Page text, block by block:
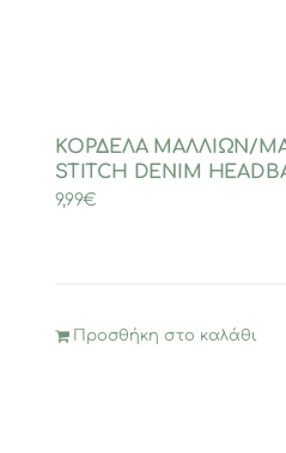
ΚΟΡΔΕΛΑ ΜΑΛΛΙΩΝ/
STITCH DENIM
9,99€
Προσθήκη στο καλάθι